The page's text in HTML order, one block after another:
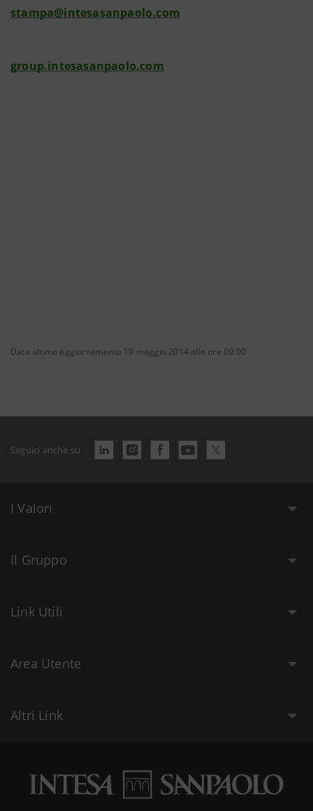
stampa@intesasanpaolo.com
group.intesasanpaolo.com
Data ultimo aggiornamento 19 maggio 2014 alle ore 09:00
Seguici anche su
I Valori
Il Gruppo
Link Utili
Area Utente
Altri Link